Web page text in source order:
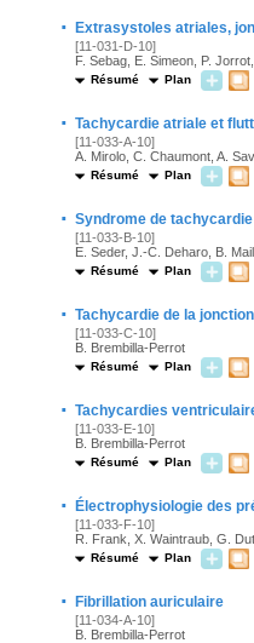
· Extrasystoles atriales,
[11-031-D-10]
F. Sebag, E. Simeon, P.
Résumé Plan
· Tachycardie atriale et
[11-033-A-10]
A. Mirolo, C. Chaumont, A.
Résumé Plan
· Syndrome de
[11-033-B-10]
E. Seder, J.-C. Deharo, B.
Résumé Plan
· Tachycardie de la
[11-033-C-10]
B. Brembilla-Perrot
Résumé Plan
· Tachycardies
[11-033-E-10]
B. Brembilla-Perrot
Résumé Plan
· Électrophysiologie des
[11-033-F-10]
R. Frank, X. Waintraub, G.
Résumé Plan
· Fibrillation auriculaire
[11-034-A-10]
B. Brembilla-Perrot